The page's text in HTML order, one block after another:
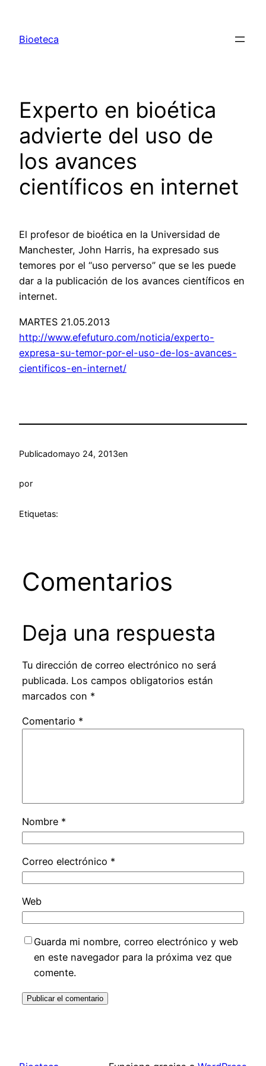
contenido
Bioeteca
Experto en bioética
advierte del uso de
los avances
científicos en internet
El profesor de bioética en la Universidad de
Manchester, John Harris, ha expresado sus
temores por el “uso perverso” que se les puede
dar a la publicación de los avances científicos en
internet.
MARTES 21.05.2013
http://www.efefuturo.com/noticia/experto-
expresa-su-temor-por-el-uso-de-los-avances-
cientificos-en-internet/
Publicadomayo 24, 2013en
por
Etiquetas:
Comentarios
Deja una respuesta
Tu dirección de correo electrónico no será
publicada. Los campos obligatorios están
marcados con *
Comentario *
Nombre *
Correo electrónico *
Web
Guarda mi nombre, correo electrónico y web
en este navegador para la próxima vez que
comente.